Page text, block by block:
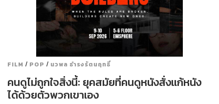
FILM / POP / นวพล ธำรงรัตนฤทธิ์
คนดูไม่ถูกใจสิ่งนี้: ยุคสมัยที่คนดูหนังสั่งแก้หนัง
ได้ด้วยตัวพวกเขาเอง